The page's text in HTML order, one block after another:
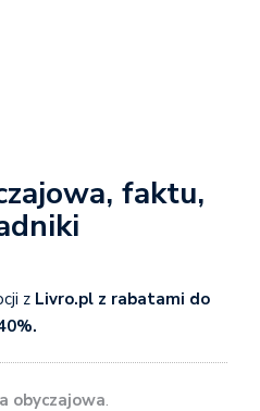
faktu,
z Livro.pl z rabatami do
obyczajowa.